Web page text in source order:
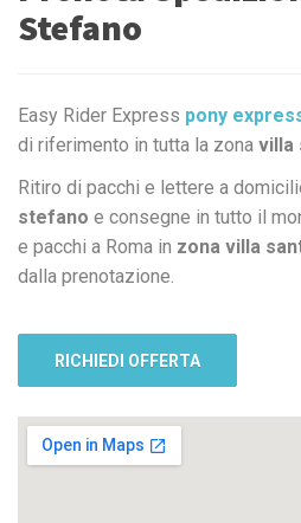
Stefano
Easy Rider Express pony
di riferimento in tutta la zona villa
Ritiro di pacchi e lettere a
stefano e consegne in tutto il
e pacchi a Roma in zona villa
dalla prenotazione.
RICHIEDI OFFERTA